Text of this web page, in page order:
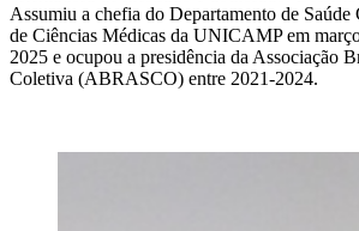
Assumiu a chefia do Departamento de
de Ciências Médicas da UNICAMP em
2025 e ocupou a presidência da Associação
Coletiva (ABRASCO) entre 2021-2024.